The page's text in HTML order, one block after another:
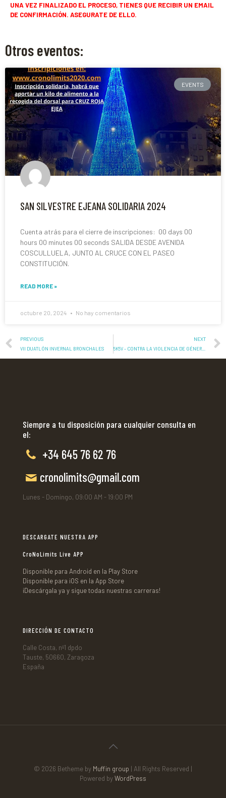
UNA VEZ FINALIZADO EL PROCESO, TIENES QUE RECIBIR UN EMAIL
DE CONFIRMACIÓN. ASEGURATE DE ELLO.
Otros eventos:
EVENTS
SAN SILVESTRE EJEANA SOLIDARIA 2024
Cuenta atrás para el cierre de inscripciones: 00 days 00
hours 00 minutes 00 seconds SALIDA DESDE AVENIDA
COSCULLUELA, JUNTO AL CRUCE CON EL PASEO
CONSTITUCIÓN.
READ MORE »
octubre 20, 2024 No hay comentarios
PREVIOUS
VII DUATLÓN INVERNAL BRONCHALES
NEXT
5K5V – CONTRA LA VIOLENCIA DE GÉNERO EN COMARCA CINCO VILLAS 2024
Siempre a tu disposición para cualquier consulta en
el:
+34 645 76 62 76
cronolimits@gmail.com
Lunes - Domingo, 09:00 AM - 19:00 PM
DESCARGATE NUESTRA APP
CroNoLimits Live APP
Disponible para Android en la Play Store
Disponible para iOS en la App Store
¡Descárgala ya y sigue todas nuestras carreras!
DIRECCIÓN DE CONTACTO
Calle Costa, nº1 dpdo
Tauste, 50660, Zaragoza
España
© 2026 Betheme by Muffin group | All Rights Reserved |
Powered byWordPress